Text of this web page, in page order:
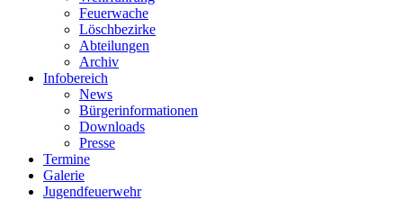
Feuerwache
Löschbezirke
Abteilungen
Archiv
Infobereich
News
Bürgerinformationen
Downloads
Presse
Termine
Galerie
Jugendfeuerwehr